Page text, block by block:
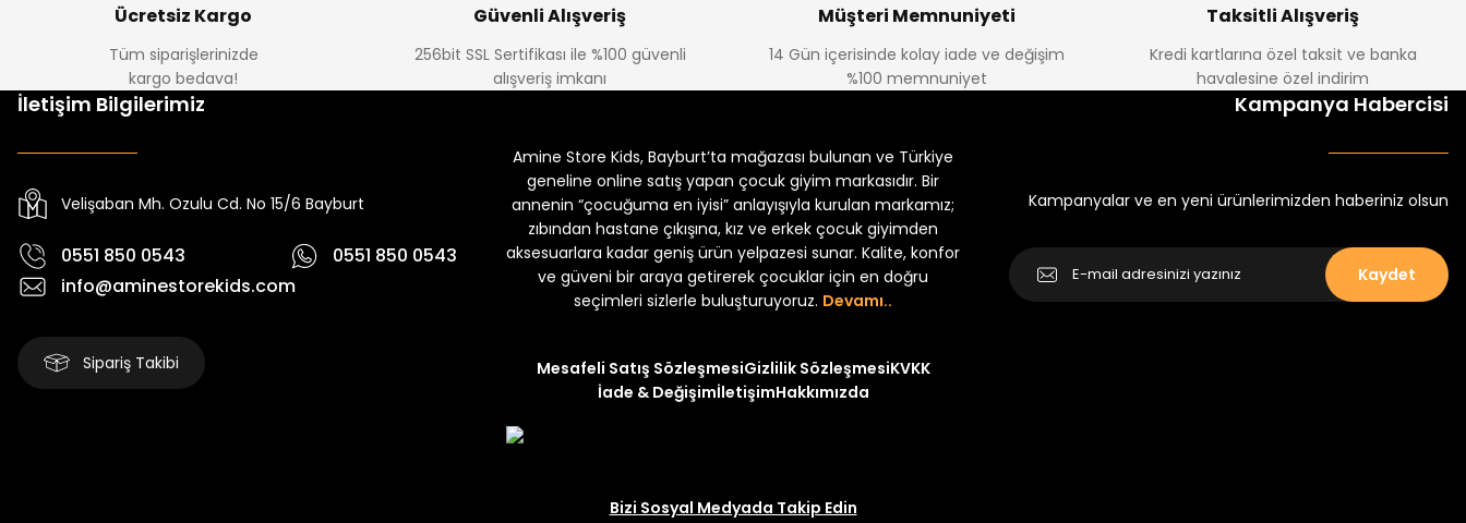
Ücretsiz Kargo
Tüm siparişlerinizde
kargo bedava!
Güvenli Alışveriş
256bit SSL Sertifikası ile %100 güvenli
alışveriş imkanı
Müşteri Memnuniyeti
14 Gün içerisinde kolay iade ve değişim
%100 memnuniyet
Taksitli Alışveriş
Kredi kartlarına özel taksit ve banka
havalesine özel indirim
İletişim Bilgilerimiz
Velişaban Mh. Ozulu Cd. No 15/6 Bayburt
0551 850 0543
0551 850 0543
info@aminestorekids.com
Sipariş Takibi
Amine Store Kids, Bayburt’ta mağazası bulunan ve Türkiye
geneline online satış yapan çocuk giyim markasıdır. Bir
annenin “çocuğuma en iyisi” anlayışıyla kurulan markamız;
zıbından hastane çıkışına, kız ve erkek çocuk giyimden
aksesuarlara kadar geniş ürün yelpazesi sunar. Kalite, konfor
ve güveni bir araya getirerek çocuklar için en doğru
seçimleri sizlerle buluşturuyoruz. Devamı..
Mesafeli Satış SözleşmesiGizlilik SözleşmesiKVKK
İade & DeğişimİletişimHakkımızda
Bizi Sosyal Medyada Takip Edin
Kampanya Habercisi
Kampanyalar ve en yeni ürünlerimizden haberiniz olsun
Kaydet